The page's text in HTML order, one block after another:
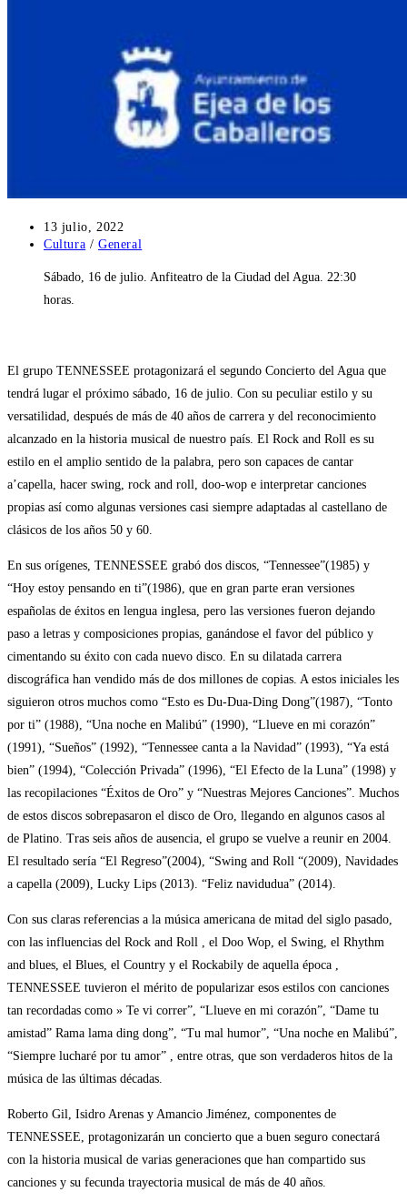
Publicación
de
entrada:
13 julio, 2022
Categoría
la
entrada:
Cultura / General
Sábado, 16 de julio. Anfiteatro de la Ciudad del Agua. 22:30
horas.
El grupo TENNESSEE protagonizará el segundo Concierto del Agua que
tendrá lugar el próximo sábado, 16 de julio. Con su peculiar estilo y su
versatilidad, después de más de 40 años de carrera y del reconocimiento
alcanzado en la historia musical de nuestro país. El Rock and Roll es su
estilo en el amplio sentido de la palabra, pero son capaces de cantar
a’capella, hacer swing, rock and roll, doo-wop e interpretar canciones
propias así como algunas versiones casi siempre adaptadas al castellano de
clásicos de los años 50 y 60.
En sus orígenes, TENNESSEE grabó dos discos, “Tennessee”(1985) y
“Hoy estoy pensando en ti”(1986), que en gran parte eran versiones
españolas de éxitos en lengua inglesa, pero las versiones fueron dejando
paso a letras y composiciones propias, ganándose el favor del público y
cimentando su éxito con cada nuevo disco. En su dilatada carrera
discográfica han vendido más de dos millones de copias. A estos iniciales les
siguieron otros muchos como “Esto es Du-Dua-Ding Dong”(1987), “Tonto
por ti” (1988), “Una noche en Malibú” (1990), “Llueve en mi corazón”
(1991), “Sueños” (1992), “Tennessee canta a la Navidad” (1993), “Ya está
bien” (1994), “Colección Privada” (1996), “El Efecto de la Luna” (1998) y
las recopilaciones “Éxitos de Oro” y “Nuestras Mejores Canciones”. Muchos
de estos discos sobrepasaron el disco de Oro, llegando en algunos casos al
de Platino. Tras seis años de ausencia, el grupo se vuelve a reunir en 2004.
El resultado sería “El Regreso”(2004), “Swing and Roll “(2009), Navidades
a capella (2009), Lucky Lips (2013). “Feliz navidudua” (2014).
Con sus claras referencias a la música americana de mitad del siglo pasado,
con las influencias del Rock and Roll , el Doo Wop, el Swing, el Rhythm
and blues, el Blues, el Country y el Rockabily de aquella época ,
TENNESSEE tuvieron el mérito de popularizar esos estilos con canciones
tan recordadas como » Te vi correr”, “Llueve en mi corazón”, “Dame tu
amistad” Rama lama ding dong”, “Tu mal humor”, “Una noche en Malibú”,
“Siempre lucharé por tu amor” , entre otras, que son verdaderos hitos de la
música de las últimas décadas.
Roberto Gil, Isidro Arenas y Amancio Jiménez, componentes de
TENNESSEE, protagonizarán un concierto que a buen seguro conectará
con la historia musical de varias generaciones que han compartido sus
canciones y su fecunda trayectoria musical de más de 40 años.